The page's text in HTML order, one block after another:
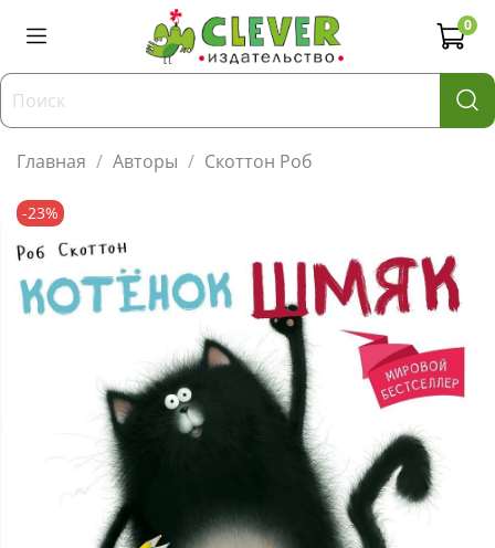
0
Главная Авторы Скоттон Роб
-23%